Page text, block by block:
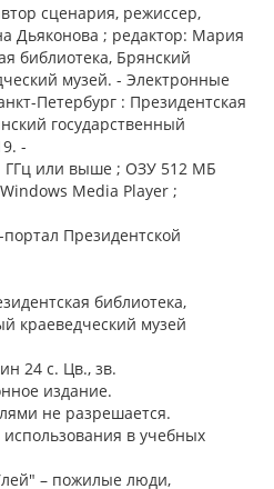
сценария, режиссер,
Дьяконова ; редактор: Мария
библиотека, Брянский
музей. - Электронные
Петербург : Президентская
государственный
-
ГГц или выше ; ОЗУ 512 МБ
Media Player ;
Президентской
библиотека,
краеведческий музей
24 с. Цв., зв.
издание.
не разрешается.
в учебных
– пожилые люди,